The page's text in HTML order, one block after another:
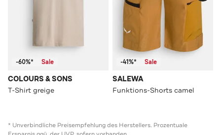
-60%* Sale
COLOURS & SONS
T-Shirt greige
-41%* Sale
SALEWA
Funktions-Shorts camel
* Unverbindliche Preisempfehlung des Herstellers. Prozentuale